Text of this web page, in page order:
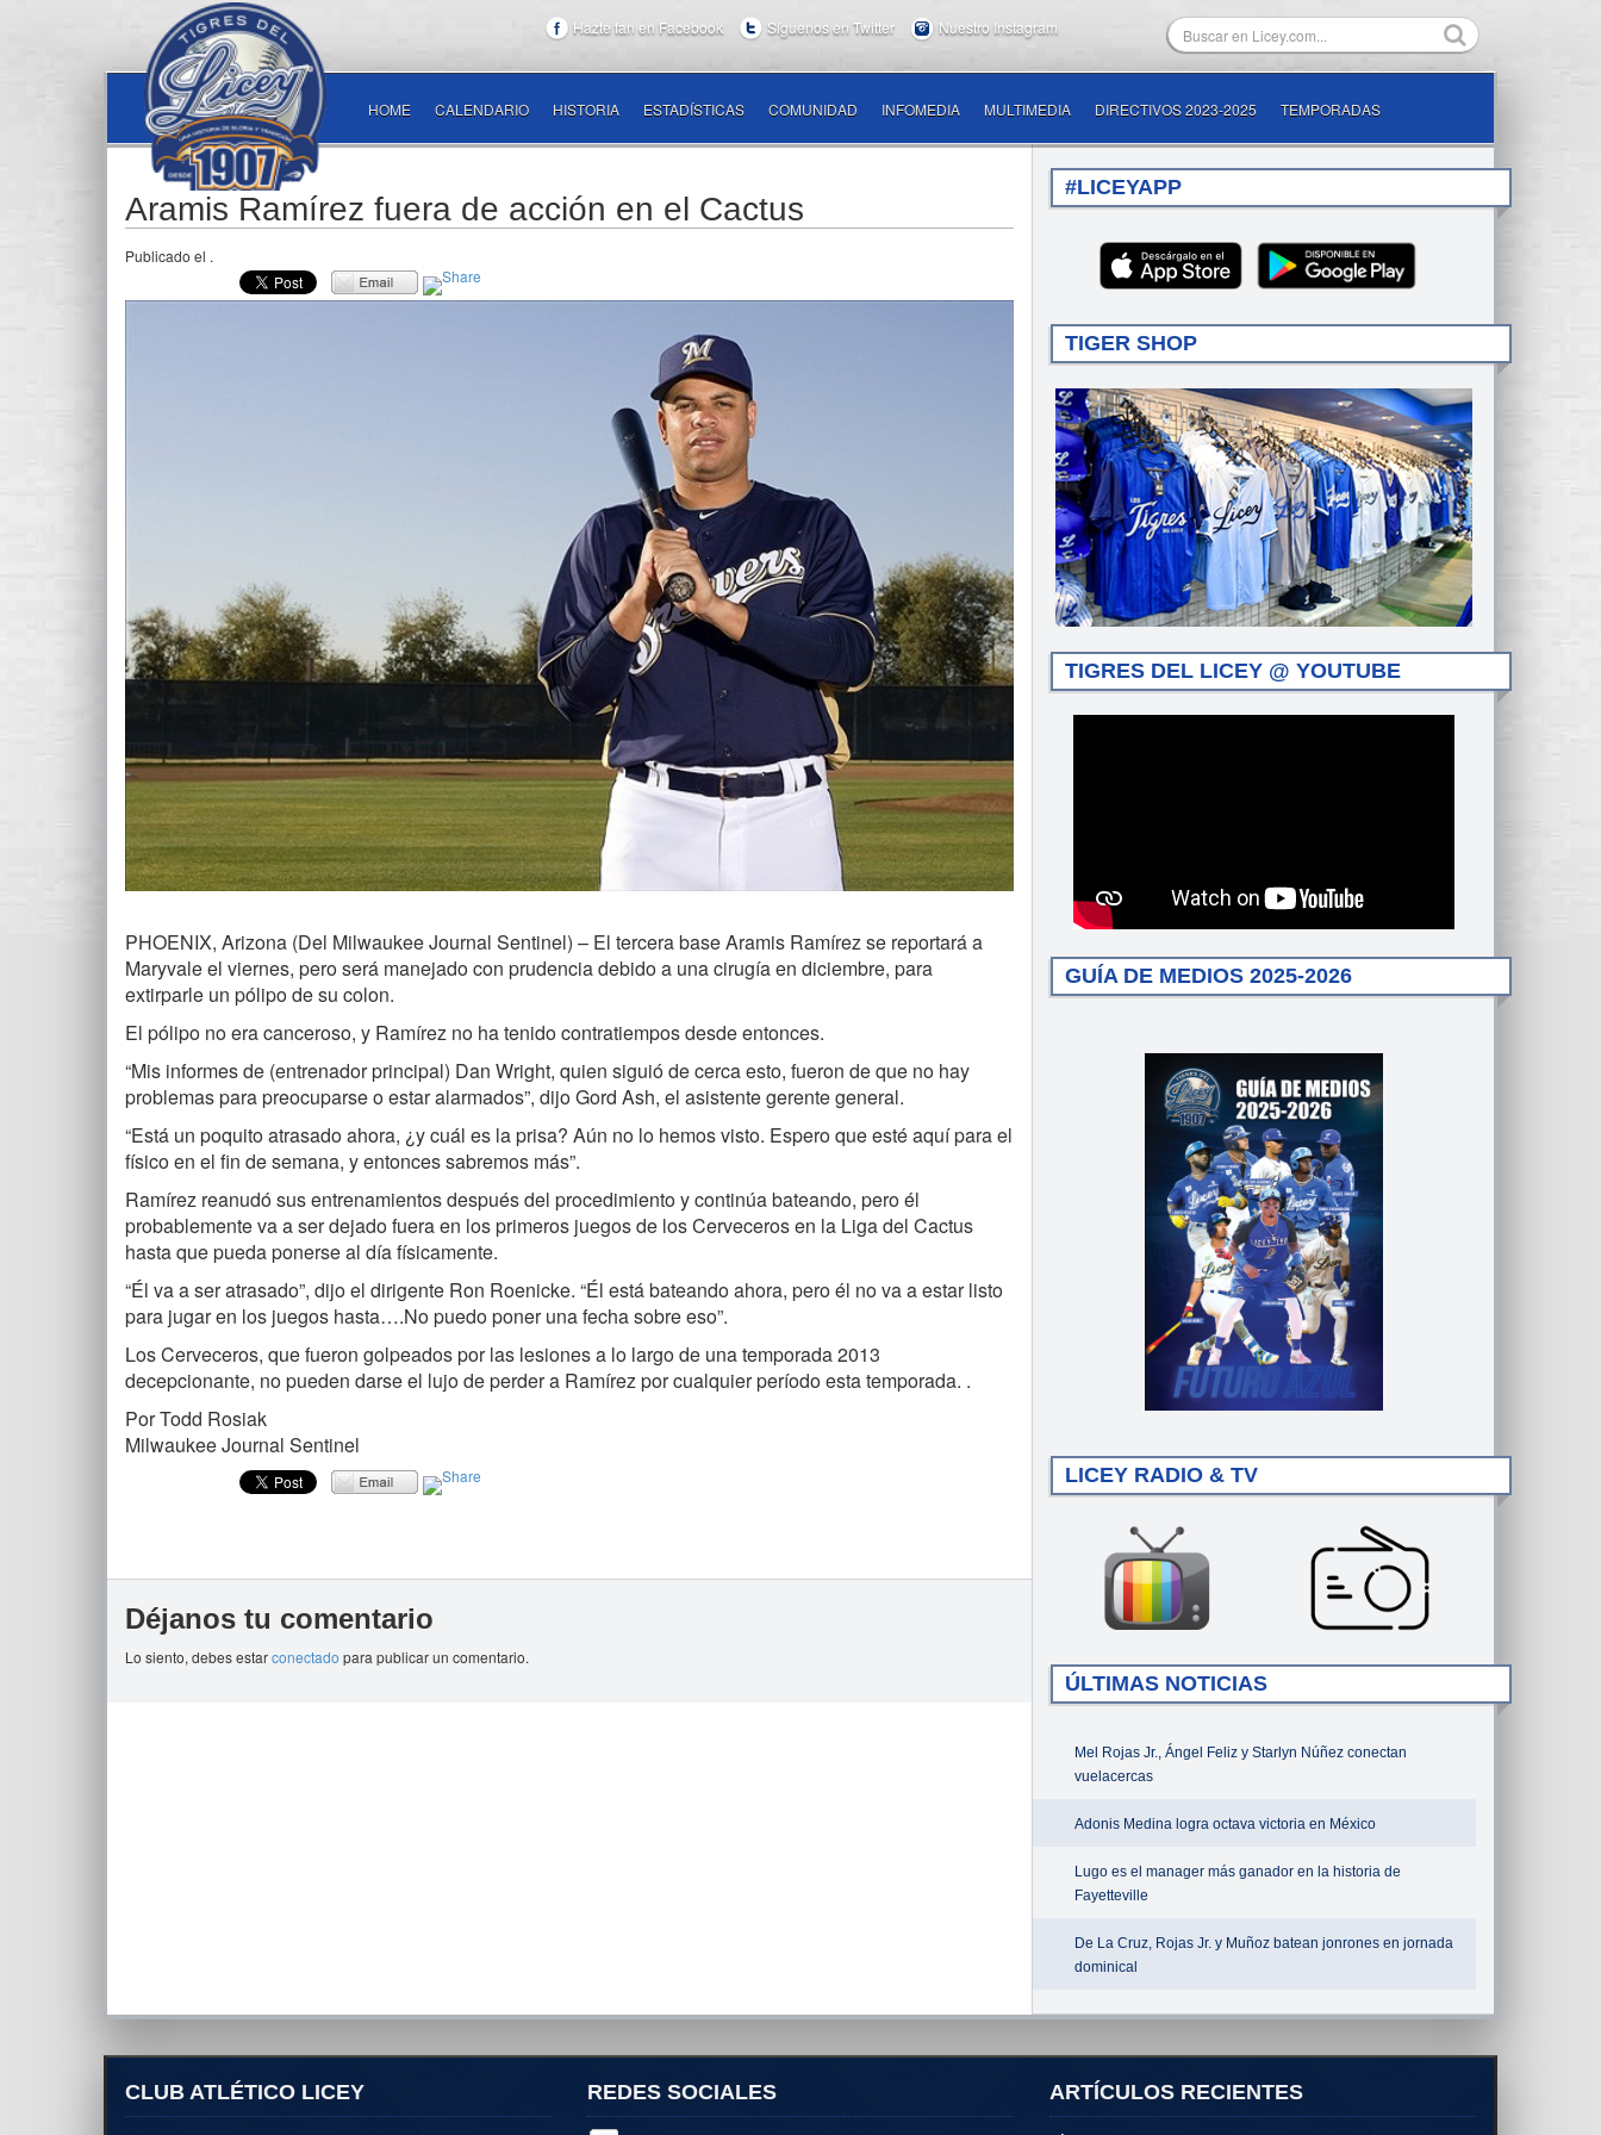
Hazte fan en Facebook Síguenos en Twitter Nuestro Instagram
HOME CALENDARIO HISTORIA ESTADÍSTICAS COMUNIDAD INFOMEDIA MULTIMEDIA DIRECTIVOS 2023-2025 TEMPORADAS
Aramis Ramírez fuera de acción en el Cactus
Publicado el .
PHOENIX, Arizona (Del Milwaukee Journal Sentinel) – El tercera base Aramis Ramírez se reportará a
Maryvale el viernes, pero será manejado con prudencia debido a una cirugía en diciembre, para
extirparle un pólipo de su colon.
El pólipo no era canceroso, y Ramírez no ha tenido contratiempos desde entonces.
“Mis informes de (entrenador principal) Dan Wright, quien siguió de cerca esto, fueron de que no hay
problemas para preocuparse o estar alarmados”, dijo Gord Ash, el asistente gerente general.
“Está un poquito atrasado ahora, ¿y cuál es la prisa? Aún no lo hemos visto. Espero que esté aquí para el
físico en el fin de semana, y entonces sabremos más”.
Ramírez reanudó sus entrenamientos después del procedimiento y continúa bateando, pero él
probablemente va a ser dejado fuera en los primeros juegos de los Cerveceros en la Liga del Cactus
hasta que pueda ponerse al día físicamente.
“Él va a ser atrasado”, dijo el dirigente Ron Roenicke. “Él está bateando ahora, pero él no va a estar listo
para jugar en los juegos hasta….No puedo poner una fecha sobre eso”.
Los Cerveceros, que fueron golpeados por las lesiones a lo largo de una temporada 2013
decepcionante, no pueden darse el lujo de perder a Ramírez por cualquier período esta temporada. .
Por Todd Rosiak
Milwaukee Journal Sentinel
Déjanos tu comentario
Lo siento, debes estarconectado para publicar un comentario.
#LICEYAPP
TIGER SHOP
TIGRES DEL LICEY @ YOUTUBE
GUÍA DE MEDIOS 2025-2026
LICEY RADIO & TV
ÚLTIMAS NOTICIAS
Mel Rojas Jr., Ángel Feliz y Starlyn Núñez conectan
vuelacercas
Adonis Medina logra octava victoria en México
Lugo es el manager más ganador en la historia de
Fayetteville
De La Cruz, Rojas Jr. y Muñoz batean jonrones en jornada
dominical
CLUB ATLÉTICO LICEY REDES SOCIALES ARTÍCULOS RECIENTES